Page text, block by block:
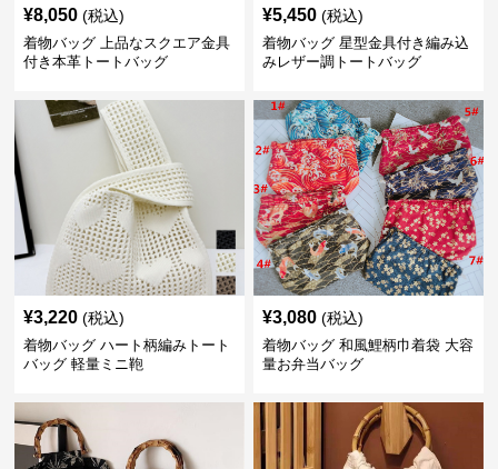
¥8,050 (税込)
着物バッグ 上品なスクエア金具
付き本革トートバッグ
¥5,450 (税込)
着物バッグ 星型金具付き編み込
みレザー調トートバッグ
¥3,220 (税込)
着物バッグ ハート柄編みトート
バッグ 軽量ミニ鞄
¥3,080 (税込)
着物バッグ 和風鯉柄巾着袋 大容
量お弁当バッグ